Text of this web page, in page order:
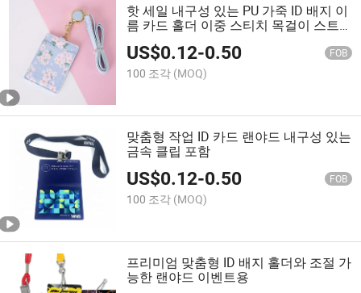
핫 세일 내구성 있는 PU 가죽 ID 배지 이
름 카드 홀더 이중 스티치 목걸이 스트
랩 랜야드
US$0.12-0.50 FOB
100 조각 (MOQ)
맞춤형 작업 ID 카드 랜야드 내구성 있는
금속 클립 포함
US$0.12-0.50 FOB
100 조각 (MOQ)
프리미엄 맞춤형 ID 배지 홀더와 조절 가
능한 랜야드 이벤트용